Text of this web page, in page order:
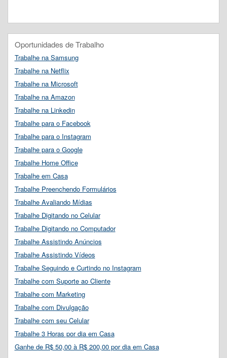
Oportunidades de Trabalho
Trabalhe na Samsung
Trabalhe na Netflix
Trabalhe na Microsoft
Trabalhe na Amazon
Trabalhe na Linkedin
Trabalhe para o Facebook
Trabalhe para o Instagram
Trabalhe para o Google
Trabalhe Home Office
Trabalhe em Casa
Trabalhe Preenchendo Formulários
Trabalhe Avaliando Mídias
Trabalhe Digitando no Celular
Trabalhe Digitando no Computador
Trabalhe Assistindo Anúncios
Trabalhe Assistindo Vídeos
Trabalhe Seguindo e Curtindo no Instagram
Trabalhe com Suporte ao Cliente
Trabalhe com Marketing
Trabalhe com Divulgação
Trabalhe com seu Celular
Trabalhe 3 Horas por dia em Casa
Ganhe de R$ 50,00 à R$ 200,00 por dia em Casa